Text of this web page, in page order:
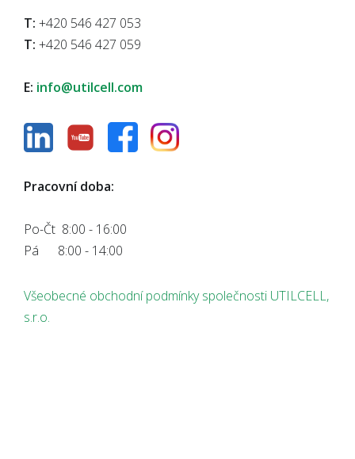
T: +420 546 427 053
T: +420 546 427 059
E: info@utilcell.com
Pracovní doba:
Po-Čt 8:00 - 16:00
Pá 8:00 - 14:00
Všeobecné obchodní podmínky společnosti UTILCELL,
s.r.o.